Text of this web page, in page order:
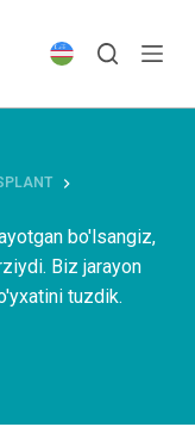
bo'lsangiz,
Biz jarayon
tuzdik.